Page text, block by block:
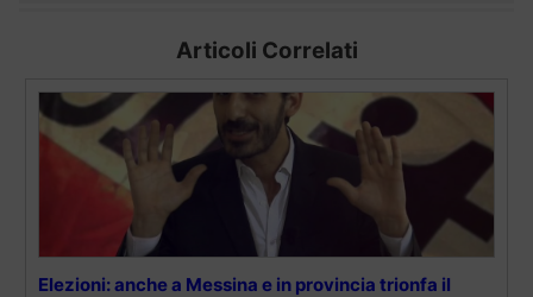
Articoli Correlati
Elezioni: anche a Messina e in provincia trionfa il